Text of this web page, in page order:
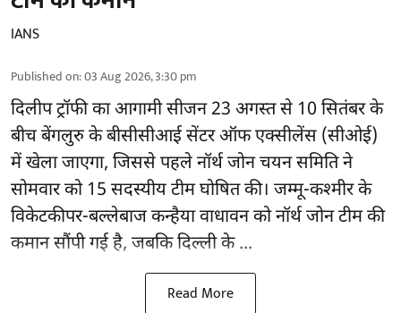
IANS
Published on:03 Aug 2026, 3:30 pm
दिलीप ट्रॉफी का आगामी सीजन 23 अगस्त से 10 सितंबर के
बीच बेंगलुरु केबीसीसीआईसेंटर ऑफ एक्सीलेंस (सीओई)
में खेला जाएगा, जिससे पहले नॉर्थ जोन चयन समिति ने
सोमवार को 15 सदस्यीय टीम घोषित की। जम्मू-कश्मीर के
विकेटकीपर-बल्लेबाज कन्हैया वाधावन को नॉर्थ जोन टीम की
कमान सौंपी गई है, जबकि दिल्ली के ...
Read More